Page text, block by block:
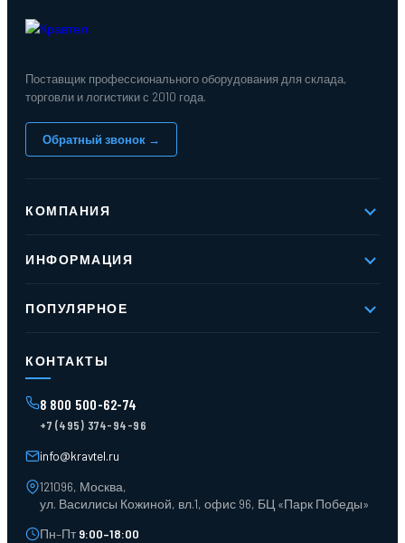
Поставщик профессионального оборудования для склада,
торговли и логистики с 2010 года.
Обратный звонок →
КОМПАНИЯ
Реквизиты
Контакты
ИНФОРМАЦИЯ
Доставка и оплата
ПОПУЛЯРНОЕ
Контейнеры для отходов
Поддоны
Ящики пластиковые
Тара пласт. и металл.
Тележки для склада
КОНТАКТЫ
8 800 500-62-74
+7 (495) 374-94-96
info@kravtel.ru
121096, Москва,
ул. Василисы Кожиной, вл.1, офис 96, БЦ «Парк Победы»
Пн–Пт9:00–18:00